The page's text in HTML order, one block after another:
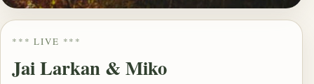
*** LIVE ***
Jai Larkan & Miko